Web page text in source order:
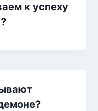
к успеху